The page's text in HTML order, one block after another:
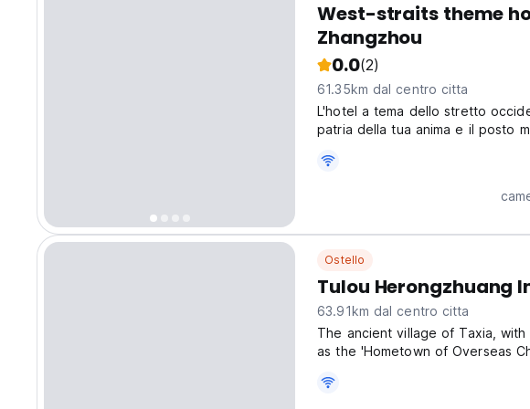
West-straits theme
Zhangzhou
0.0(2)
61.35km dal centro citta
L'hotel a tema dello stretto
patria della tua anima e il posto
Ostello
Tulou Herongzhuang
63.91km dal centro citta
The ancient village of Taxia,
as the 'Hometown of Overseas
Youduoduo Inns. The village is